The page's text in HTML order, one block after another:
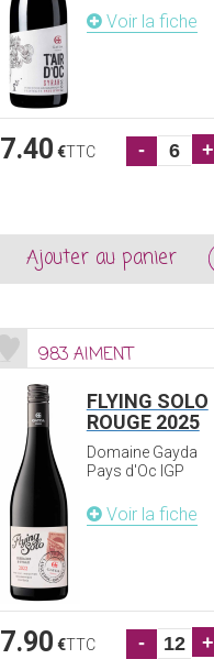
Voir la fiche
7.40 €TTC - +
Ajouter au panier
983 AIMENT
FLYING SOLO
ROUGE 2025
Domaine Gayda
Pays d'Oc IGP
Voir la fiche
7.90 €TTC - +